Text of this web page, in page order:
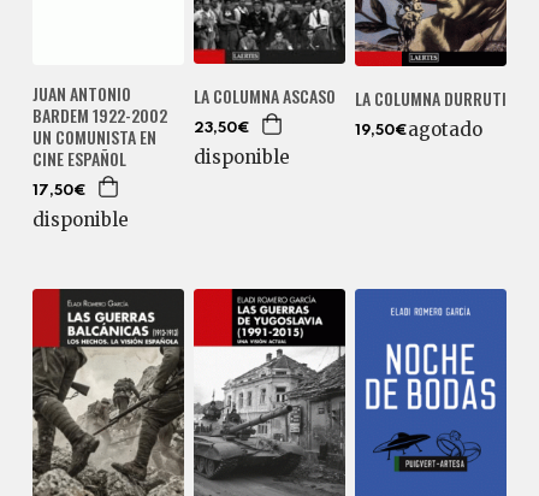
JUAN ANTONIO
BARDEM 1922-2002
UN COMUNISTA EN
CINE ESPAÑOL
17,50€
disponible
LA COLUMNA ASCASO
23,50€
disponible
LA COLUMNA DURRUTI
19,50€agotado